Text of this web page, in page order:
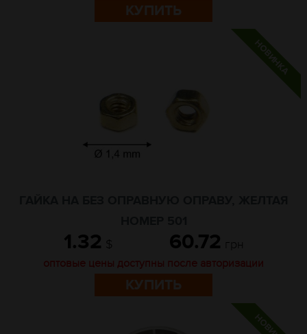
КУПИТЬ
1.32 $ 60.72 грн
оптовые цены доступны после авторизации
КУПИТЬ